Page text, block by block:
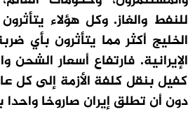
للنفط والغاز. وكل هؤلاء
الخليج أكثر مما يتأثرون بأي
الإيرانية. فارتفاع أسعار الشحن
كفيل بنقل كلفة الأزمة إلى كل
دون أن تطلق إيران صاروخا